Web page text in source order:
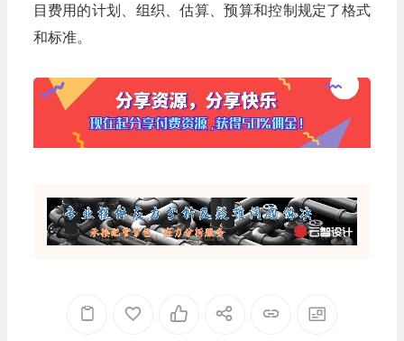
目费用的计划、组织、估算、预算和控制规定了格式
和标准。